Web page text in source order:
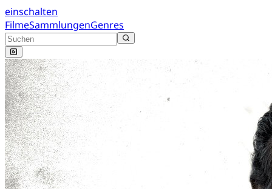
einschalten
FilmeSammlungenGenres